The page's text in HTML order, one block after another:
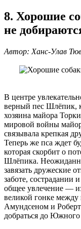
8. Хорошие
не
Автор: Ханс-Улав
В центре
верный пес Шлёпик,
хозяина майора
мировой войны
связывала крепкая
Теперь же пса ждет
которая скорбит о
Шлёпика.
завязать дружеские
заботе, сострадании
общее увлечение —
великой гонке между
Амундсеном и
добраться до